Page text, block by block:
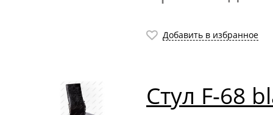
Добавить в избранное
Стул F-68